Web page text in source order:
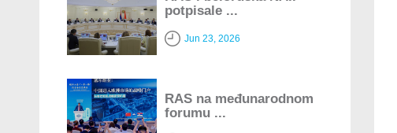
potpisale ...
Jun 23, 2026
RAS na međunarodnom
forumu ...